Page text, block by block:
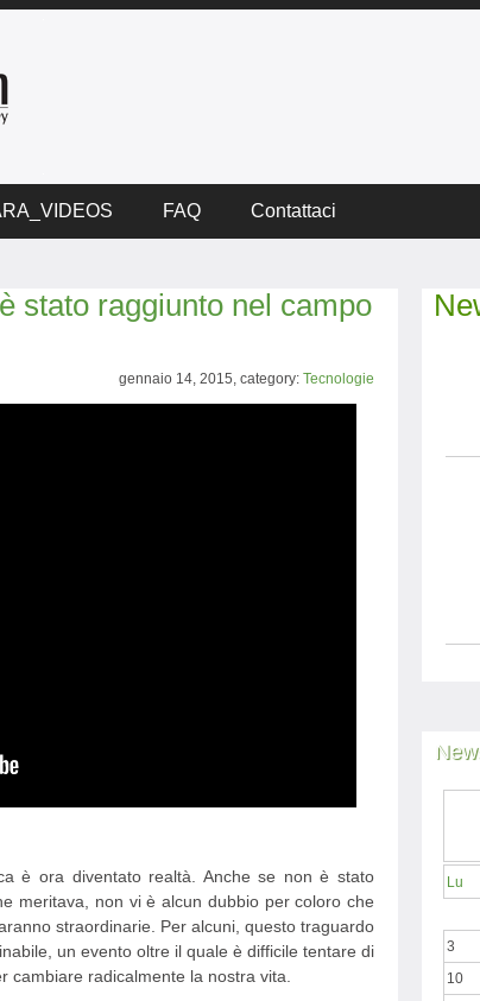
FAQ Contattaci
stato raggiunto nel campo
gennaio 14, 2015, category: Tecnologie
è ora diventato realtà. Anche se non è stato
meritava, non vi è alcun dubbio per coloro che
straordinarie. Per alcuni, questo traguardo
un evento oltre il quale è difficile tentare di
cambiare radicalmente la nostra vita.
Lu
3
10